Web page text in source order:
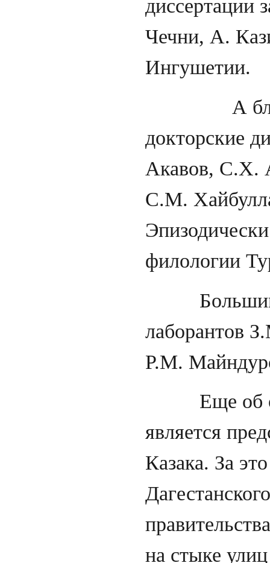
диссертации
Чечни, А.
А
докторские
Акавов, С.Х.
С.М.
филологии
Большим
лаборантов
Р.М.
Еще об
является
Казака. За
на стыке